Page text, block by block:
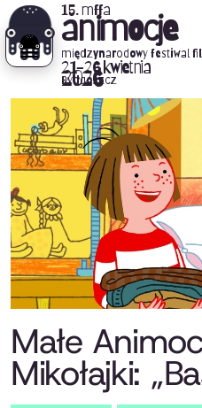
15. mffa
animocje
2026
międzynarodowy festiwal
21-26 kwietnia
Bydgoszcz
Małe
Mikołajki: